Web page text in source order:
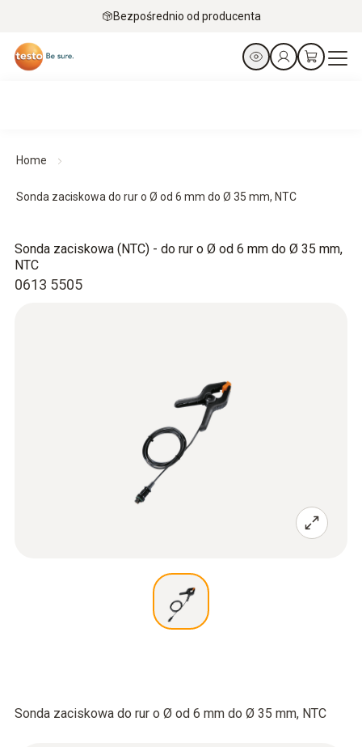
Bezpośrednio od producenta
Home
Sonda zaciskowa do rur o Ø od 6 mm do Ø 35 mm, NTC
0613 5505
Sonda zaciskowa (NTC) - do rur o Ø od 6 mm do Ø 35 mm,
NTC
Sonda zaciskowa do rur o Ø od 6 mm do Ø 35 mm, NTC